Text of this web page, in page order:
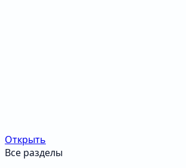
Открыть
Все разделы